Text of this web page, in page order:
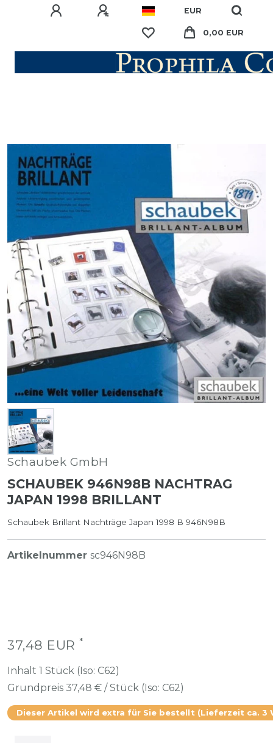
EUR
0,00 EUR
Schaubek GmbH
SCHAUBEK 946N98B NACHTRAG
JAPAN 1998 BRILLANT
Schaubek Brillant Nachträge Japan 1998 B 946N98B
Artikelnummer sc946N98B
37,48 EUR *
Inhalt 1 Stück (Iso: C62)
Grundpreis 37,48 € / Stück (Iso: C62)
Dieser Artikel wird extra für Sie bestellt (Lieferzeit ca. 3